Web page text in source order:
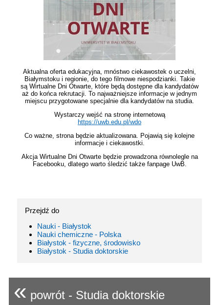
Aktualna oferta edukacyjna, mnóstwo ciekawostek o uczelni,
Białymstoku i regionie, do tego filmowe niespodzianki. Takie
są Wirtualne Dni Otwarte, które będą dostępne dla kandydatów
aż do końca rekrutacji. To najważniejsze informacje w jednym
miejscu przygotowane specjalnie dla kandydatów na studia.
Wystarczy wejść na stronę internetową
https://uwb.edu.pl/wdo
Co ważne, strona będzie aktualizowana. Pojawią się kolejne
informacje i ciekawostki.
Akcja Wirtualne Dni Otwarte będzie prowadzona równolegle na
Facebooku, dlatego warto śledzić także fanpage UwB.
Przejdź do
Nauki - Białystok
Nauki chemiczne - Polska
Białystok - fizyczne, środowisko
Białystok - Studia doktorskie
« powrót - Studia doktorskie